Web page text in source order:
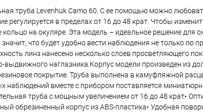
труба Levenhuk Camo 60. С ее помощью можно
в пределах от 16 до 48 крат. Чтобы
на окуляре. Эта модель – идеальное решение для
что будет удобно вести наблюдения не только по
линз нанесено несколько слоев просветляющего
наглазника.Корпус модели произведен из
покрытие. Труба выполнена в камуфляжной
вместе с прибором поставляется
труба с мощным увеличением от 16 до 48 крат•
обрезиненный корпус из ABS-пластика• Удобная